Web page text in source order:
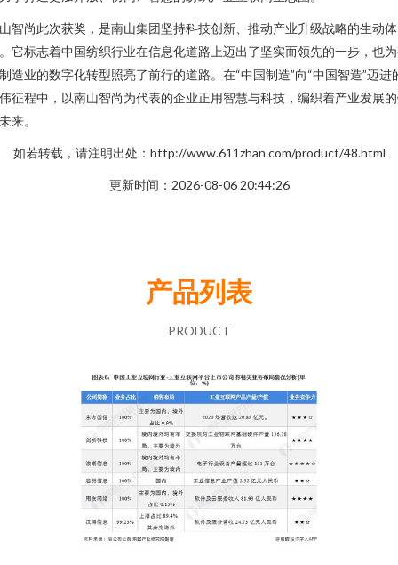
智尚此次获奖，是南山集团坚持科技创新、推动产业升级战略的生动体
它标志着中国纺织行业在信息化道路上迈出了坚实而领先的一步，也
造业的数字化转型照亮了前行的道路。在“中国制造”向“中国智造”迈进
征程中，以南山智尚为代表的企业正用智慧与科技，编织着产业发展
来。
如若转载，请注明出处：http://www.611zhan.com/product/48.html
更新时间：2026-08-06 20:44:26
产品列表
PRODUCT